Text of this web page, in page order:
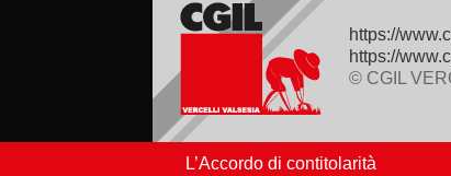
https://
https://
© CGIL
L’Accordo di contitolarità